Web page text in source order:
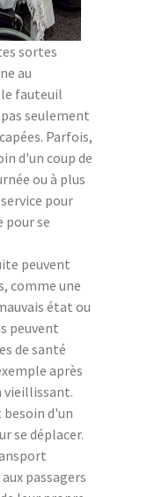
sortes
au
fauteuil
seulement
Parfois,
d'un coup de
ou à plus
pour
pour se
peuvent
comme une
état ou
peuvent
de santé
après
vieillissant.
d'un
se déplacer.
passagers